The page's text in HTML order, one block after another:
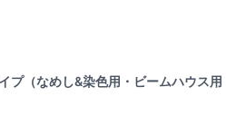
プ（なめし&染色用・ビームハウス